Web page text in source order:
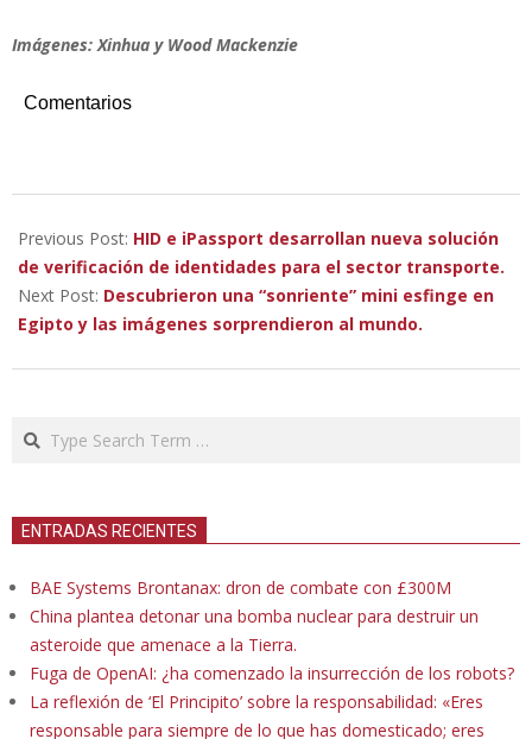
Imágenes: Xinhua y Wood Mackenzie
Comentarios
03-
14
Previous Post: HID e iPassport desarrollan nueva solución
de verificación de identidades para el sector transporte.
Next Post: Descubrieron una “sonriente” mini esfinge en
Egipto y las imágenes sorprendieron al mundo.
Search
ENTRADAS RECIENTES
BAE Systems Brontanax: dron de combate con £300M
China plantea detonar una bomba nuclear para destruir un
asteroide que amenace a la Tierra.
Fuga de OpenAI: ¿ha comenzado la insurrección de los robots?
La reflexión de ‘El Principito’ sobre la responsabilidad: «Eres
responsable para siempre de lo que has domesticado; eres